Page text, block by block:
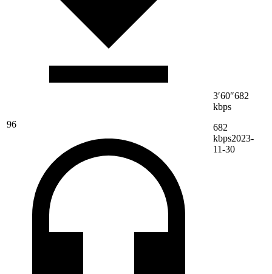
96
3′60″682
kbps
682
kbps2023-
11-30